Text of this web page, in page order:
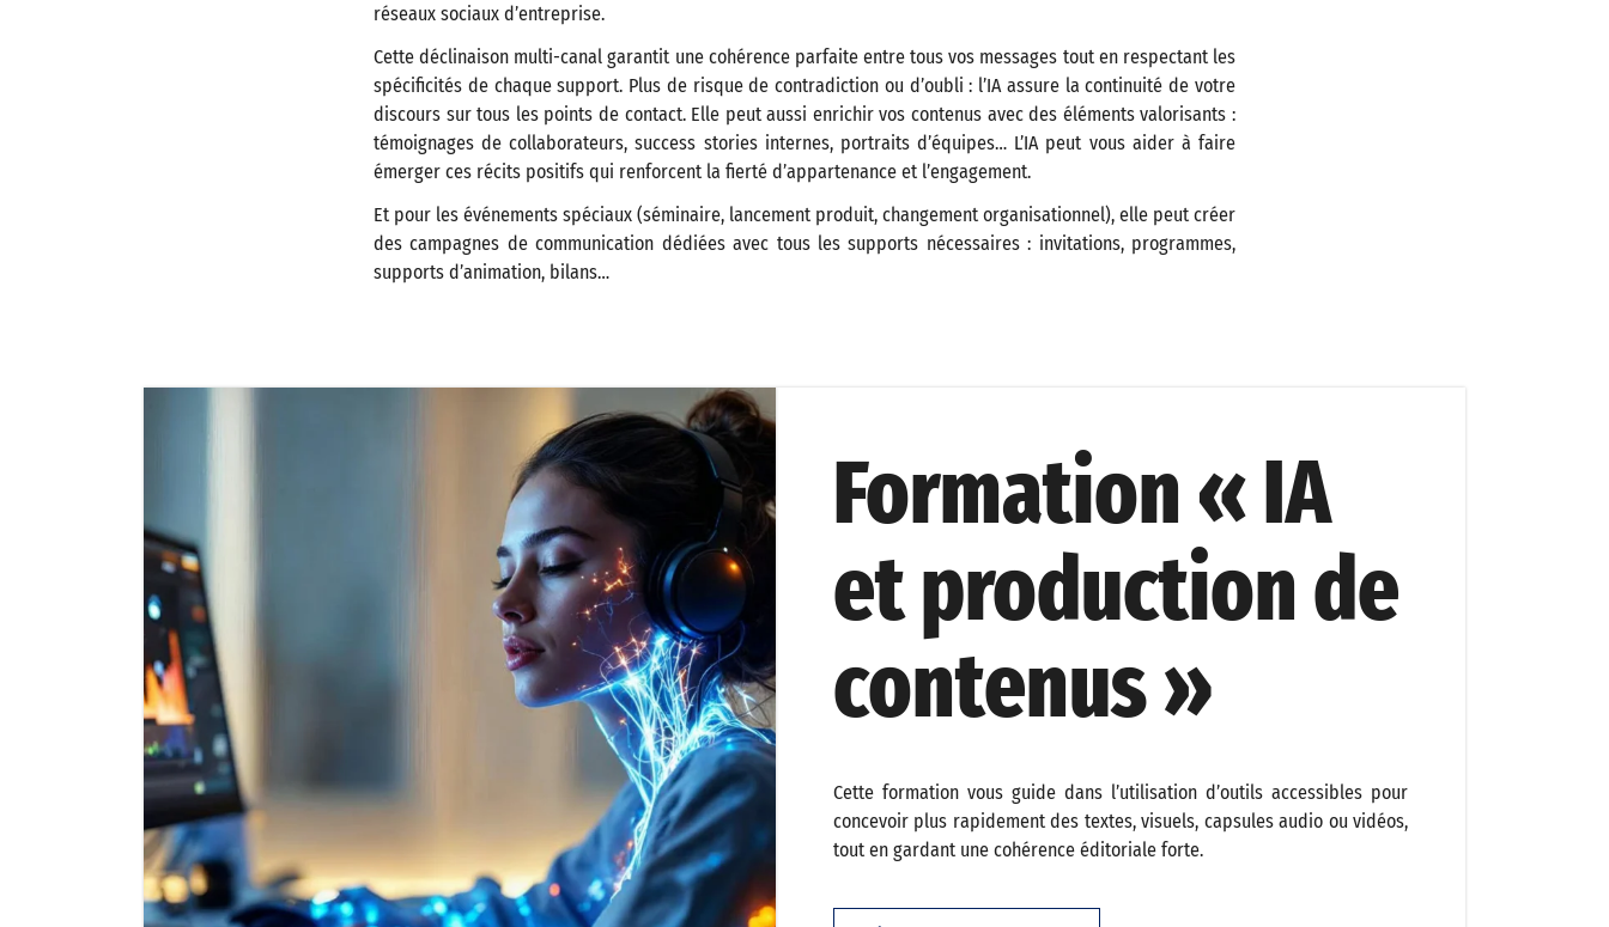
réseaux sociaux d’entreprise.
Cette déclinaison multi-canal garantit une cohérence parfaite entre tous vos messages tout en respectant les
spécificités de chaque support. Plus de risque de contradiction ou d’oubli : l’IA assure la continuité de votre
discours sur tous les points de contact. Elle peut aussi enrichir vos contenus avec des éléments valorisants :
témoignages de collaborateurs, success stories internes, portraits d’équipes… L’IA peut vous aider à faire
émerger ces récits positifs qui renforcent la fierté d’appartenance et l’engagement.
Et pour les événements spéciaux (séminaire, lancement produit, changement organisationnel), elle peut créer
des campagnes de communication dédiées avec tous les supports nécessaires : invitations, programmes,
supports d’animation, bilans…
Formation « IA
et production de
contenus »
Cette formation vous guide dans l’utilisation d’outils accessibles pour
concevoir plus rapidement des textes, visuels, capsules audio ou vidéos,
tout en gardant une cohérence éditoriale forte.